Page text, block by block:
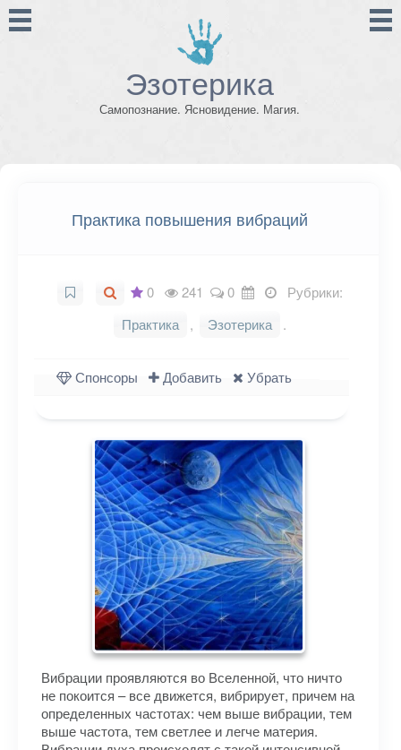
Эзотерика
Самопознание. Ясновидение. Магия.
Практика повышения вибраций
0 241 0
Рубрики:
Практика
, Эзотерика .
Спонсоры Добавить Убрать
Вибрации проявляются во Вселенной, что ничто
не покоится – все движется, вибрирует, причем на
определенных частотах: чем выше вибрации, тем
выше частота, тем светлее и легче материя.